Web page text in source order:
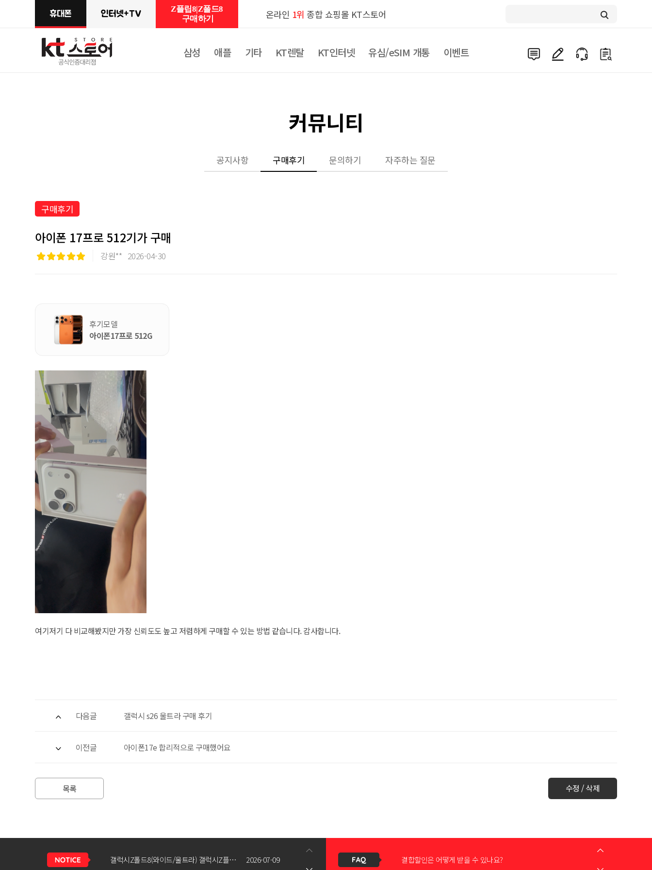
온라인 1위 종합 쇼핑몰 KT스토어
삼성 애플 기타 KT렌탈 KT인터넷 유심/eSIM 개통 이벤트
Z플립8|Z폴드8
구매하기
커뮤니티
공지사항 구매후기 문의하기 자주하는 질문
구매후기
아이폰 17프로 512기가 구매
강원** 2026-04-30
후기모델
아이폰17프로 512G
여기저기 다 비교해봤지만 가장 신뢰도도 높고 저렴하게 구매할 수 있는 방법 같습니다. 감사합니다.
다음글 갤럭시 s26 울트라 구매 후기
이전글 아이폰17e 합리적으로 구매했어요
목록 수정 / 삭제
갤럭시Z폴드8(와이드/울트라) 갤럭시Z플립8 사전예약 공지사항 2026-07-09 결합할인은 어떻게 받을 수 있나요?